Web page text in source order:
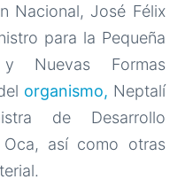
Nacional, José Félix
para la Pequeña
Nuevas Formas
organismo, Neptalí
de Desarrollo
Oca, así como otras